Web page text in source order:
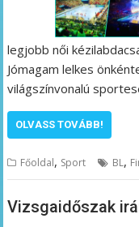
legjobb női
Jómagam lelkes
világszínvonalú
OLVASS TOVÁBB!
Főoldal, Sport BL,
Vizsgaidőszak